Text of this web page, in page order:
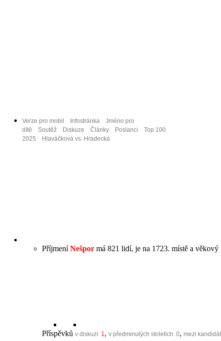
Verze pro mobil Infostránka
Jméno pro
dítě
Soutěž Diskuze Články Poslanci
Top 100
2025
Hlaváčková vs. Hradecká
PříjmeníNešpor má 821 lidí, je na 1723. místě a věkový
Příspěvků v diskuzi: 1, v předminulých stoletích: 0, mezi